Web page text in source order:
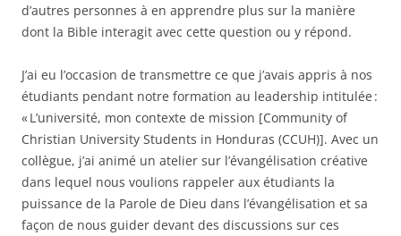
d’autres personnes à en apprendre plus sur la manière
dont la Bible interagit avec cette question ou y répond.
J’ai eu l’occasion de transmettre ce que j’avais appris à nos
étudiants pendant notre formation au leadership intitulée :
« L’université, mon contexte de mission [Community of
Christian University Students in Honduras (CCUH)]. Avec un
collègue, j’ai animé un atelier sur l’évangélisation créative
dans lequel nous voulions rappeler aux étudiants la
puissance de la Parole de Dieu dans l’évangélisation et sa
façon de nous guider devant des discussions sur ces